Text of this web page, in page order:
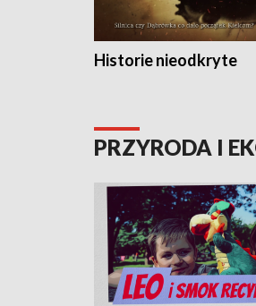
Historie nieodkryte
PRZYRODA I